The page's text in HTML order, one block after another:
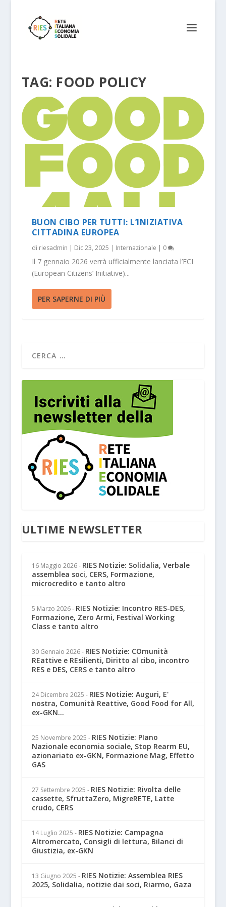
TAG: FOOD POLICY
BUON CIBO PER TUTTI: L’INIZIATIVA
CITTADINA EUROPEA
di riesadmin | Dic 23, 2025 | Internazionale | 0
Il 7 gennaio 2026 verrà ufficialmente lanciata l’ECI
(European Citizens’ Initiative)...
PER SAPERNE DI PIÙ
ULTIME NEWSLETTER
16 Maggio 2026 - RIES Notizie: Solidalia, Verbale
assemblea soci, CERS, Formazione,
microcredito e tanto altro
5 Marzo 2026 - RIES Notizie: Incontro RES-DES,
Formazione, Zero Armi, Festival Working
Class e tanto altro
30 Gennaio 2026 - RIES Notizie: COmunità
REattive e REsilienti, Diritto al cibo, incontro
RES e DES, CERS e tanto altro
24 Dicembre 2025 - RIES Notizie: Auguri, E'
nostra, Comunità Reattive, Good Food for All,
ex-GKN...
25 Novembre 2025 - RIES Notizie: PIano
Nazionale economia sociale, Stop Rearm EU,
azionariato ex-GKN, Formazione Mag, Effetto
GAS
27 Settembre 2025 - RIES Notizie: Rivolta delle
cassette, SfruttaZero, MigreRETE, Latte
crudo, CERS
14 Luglio 2025 - RIES Notizie: Campagna
Altromercato, Consigli di lettura, Bilanci di
Giustizia, ex-GKN
13 Giugno 2025 - RIES Notizie: Assemblea RIES
2025, Solidalia, notizie dai soci, Riarmo, Gaza